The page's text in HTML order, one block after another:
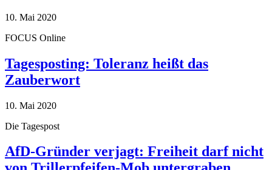
10. Mai 2020
FOCUS Online
Tagesposting: Toleranz heißt das
Zauberwort
10. Mai 2020
Die Tagespost
AfD-Gründer verjagt: Freiheit darf nicht